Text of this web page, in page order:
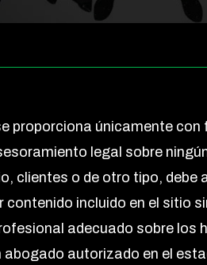
proporciona únicamente con
legal sobre
clientes o de otro tipo, debe
incluido en el sitio
adecuado sobre los
autorizado en el